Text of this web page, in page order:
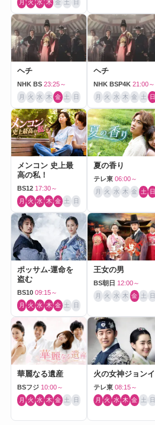
月 火 水 木 金 土 日
ヘチ
NHK BS 23:25～
月 火 水 木 金 土 日
ヘチ
NHK BSP4K 21:00～
月 火 水 木 金 土 日
メンコン 史上最
高の私！
BS12 17:30～
月 火 水 木 金 土 日
夏の香り
テレ東 06:00～
月 火 水 木 金 土 日
ポッサム-運命を
盗む
BS10 09:15～
月 火 水 木 金 土 日
王女の男
BS朝日 12:00～
月 火 水 木 金 土 日
華麗なる遺産
BSフジ 10:00～
月 火 水 木 金 土 日
火の女神ジョンイ
テレ東 08:15～
月 火 水 木 金 土 日